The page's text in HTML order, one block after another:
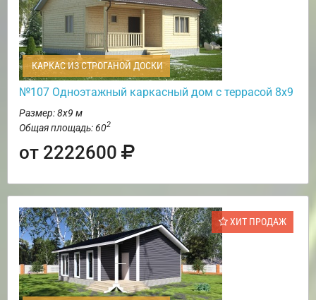
КАРКАС ИЗ СТРОГАНОЙ ДОСКИ
№107 Одноэтажный каркасный дом с террасой 8х9
Размер: 8х9 м
Общая площадь: 602
от 2222600
ХИТ ПРОДАЖ